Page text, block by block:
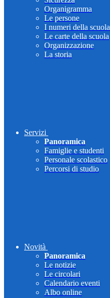
Organigramma
Le persone
I numeri della scuola
Le carte della scuola
Organizzazione
La storia
Servizi
Panoramica
Famiglie e studenti
Personale scolastico
Percorsi di studio
Novità
Panoramica
Le notizie
Le circolari
Calendario eventi
Albo online